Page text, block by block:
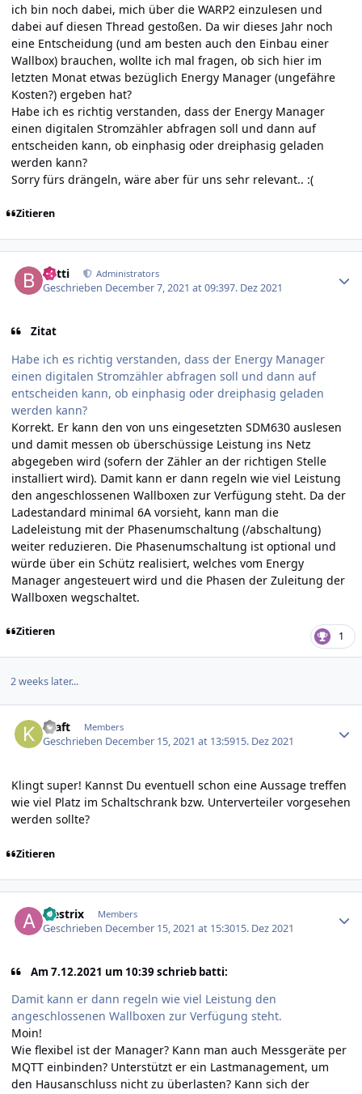
ich bin noch dabei, mich über die WARP2 einzulesen und
dabei auf diesen Thread gestoßen. Da wir dieses Jahr noch
eine Entscheidung (und am besten auch den Einbau einer
Wallbox) brauchen, wollte ich mal fragen, ob sich hier im
letzten Monat etwas bezüglich Energy Manager (ungefähre
Kosten?) ergeben hat?
Habe ich es richtig verstanden, dass der Energy Manager
einen digitalen Stromzähler abfragen soll und dann auf
entscheiden kann, ob einphasig oder dreiphasig geladen
werden kann?
Sorry fürs drängeln, wäre aber für uns sehr relevant.. :(
Zitieren
batti Administrators
Geschrieben December 7, 2021 at 09:397. Dez 2021
Zitat
Habe ich es richtig verstanden, dass der Energy Manager
einen digitalen Stromzähler abfragen soll und dann auf
entscheiden kann, ob einphasig oder dreiphasig geladen
werden kann?
Korrekt. Er kann den von uns eingesetzten SDM630 auslesen
und damit messen ob überschüssige Leistung ins Netz
abgegeben wird (sofern der Zähler an der richtigen Stelle
installiert wird). Damit kann er dann regeln wie viel Leistung
den angeschlossenen Wallboxen zur Verfügung steht. Da der
Ladestandard minimal 6A vorsieht, kann man die
Ladeleistung mit der Phasenumschaltung (/abschaltung)
weiter reduzieren. Die Phasenumschaltung ist optional und
würde über ein Schütz realisiert, welches vom Energy
Manager angesteuert wird und die Phasen der Zuleitung der
Wallboxen wegschaltet.
Zitieren 1
2 weeks later...
kraft Members
Geschrieben December 15, 2021 at 13:5915. Dez 2021
Klingt super! Kannst Du eventuell schon eine Aussage treffen
wie viel Platz im Schaltschrank bzw. Unterverteiler vorgesehen
werden sollte?
Zitieren
alestrix Members
Geschrieben December 15, 2021 at 15:3015. Dez 2021
Am 7.12.2021 um 10:39 schrieb batti:
Damit kann er dann regeln wie viel Leistung den
angeschlossenen Wallboxen zur Verfügung steht.
Moin!
Wie flexibel ist der Manager? Kann man auch Messgeräte per
MQTT einbinden? Unterstützt er ein Lastmanagement, um
den Hausanschluss nicht zu überlasten? Kann sich der